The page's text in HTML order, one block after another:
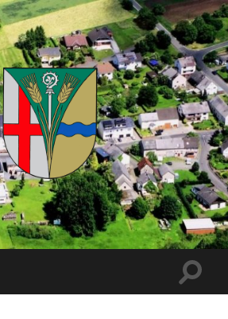
Kuhnhöfen